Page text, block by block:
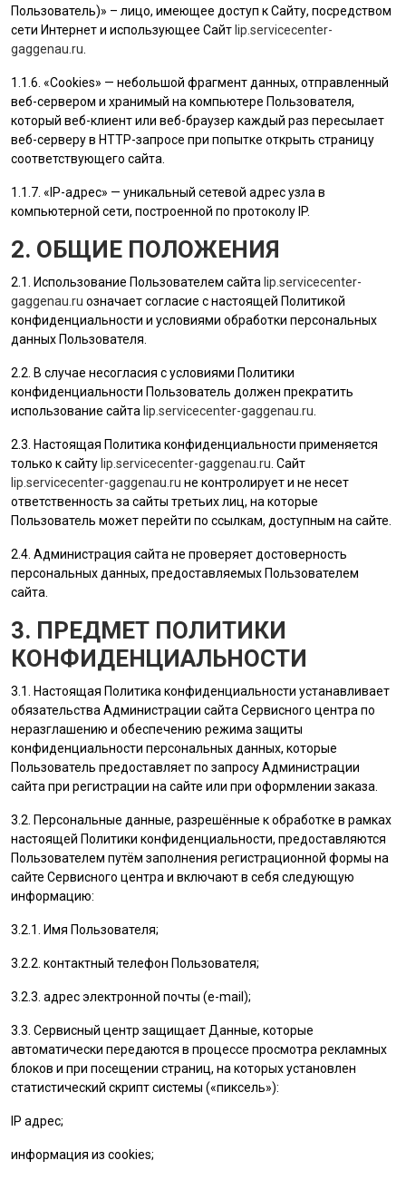
Пользователь)» – лицо, имеющее доступ к Сайту, посредством
сети Интернет и использующее Сайт lip.servicecenter-
gaggenau.ru
1.1.6. «Cookies» — небольшой фрагмент данных, отправленный
веб-сервером и хранимый на компьютере Пользователя,
который веб-клиент или веб-браузер каждый раз пересылает
веб-серверу в HTTP-запросе при попытке открыть страницу
соответствующего сайта.
1.1.7. «IP-адрес» — уникальный сетевой адрес узла в
компьютерной сети, построенной по протоколу IP.
2. ОБЩИЕ ПОЛОЖЕНИЯ
2.1. Использование Пользователем сайта lip.servicecenter-
gaggenau.ru означает согласие с настоящей Политикой
конфиденциальности и условиями обработки персональных
данных Пользователя
2.2. В случае несогласия с условиями Политики
конфиденциальности Пользователь должен прекратить
использование сайта lip.servicecenter-gaggenau.ru
2.3. Настоящая Политика конфиденциальности применяется
только к сайту lip.servicecenter-gaggenau.ru . Сайт
lip.servicecenter-gaggenau.ru не контролирует и не несет
ответственность за сайты третьих лиц, на которые
Пользователь может перейти по ссылкам, доступным на сайте.
2.4. Администрация сайта не проверяет достоверность
персональных данных, предоставляемых Пользователем
сайта.
3. ПРЕДМЕТ ПОЛИТИКИ
КОНФИДЕНЦИАЛЬНОСТИ
3.1. Настоящая Политика конфиденциальности устанавливает
обязательства Администрации сайта Сервисного центра по
неразглашению и обеспечению режима защиты
конфиденциальности персональных данных, которые
Пользователь предоставляет по запросу Администрации
сайта при регистрации на сайте или при оформлении заказа.
3.2. Персональные данные, разрешённые к обработке в рамках
настоящей Политики конфиденциальности, предоставляются
Пользователем путём заполнения регистрационной формы на
cайте Сервисного центра и включают в себя следующую
информацию:
3.2.1. Имя Пользователя;
3.2.2. контактный телефон Пользователя;
3.2.3. адрес электронной почты (e-mail);
3.3. Сервисный центр защищает Данные, которые
автоматически передаются в процессе просмотра рекламных
блоков и при посещении страниц, на которых установлен
статистический скрипт системы («пиксель»):
IP адрес;
информация из cookies;